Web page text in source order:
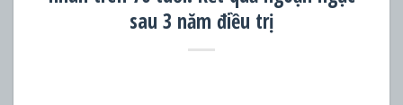
sau 3 năm điều trị